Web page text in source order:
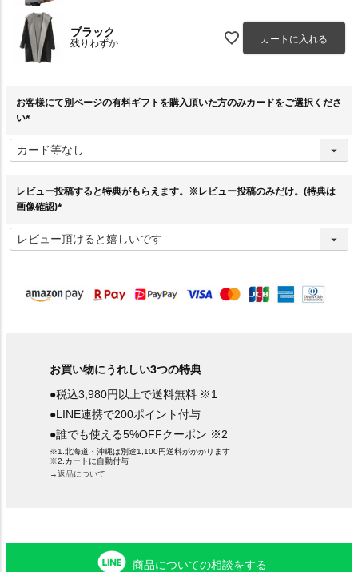
ブラック
残りわずか カートに入れる
お客様にて別ページの有料ギフトを購入頂いた方のみカードをご選択くださ
い
必
須
レビュー投稿すると特典がもらえます。※レビュー投稿のみだけ。(特典は
画像確認)
必
須
お買い物にうれしい3つの特典
●税込3,980円以上で送料無料 ※1
●LINE連携で200ポイント付与
●誰でも使える5%OFFクーポン ※2
※1.北海道・沖縄は別途1,100円送料がかかります
※2.カートに自動付与
→返品について
商品についての相談をする